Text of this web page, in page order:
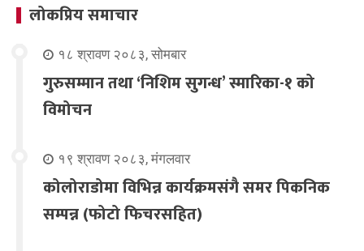
लोकप्रिय समाचार
१८ श्रावण २०८३, सोमबार
गुरुसम्मान तथा ‘निशिम सुगन्ध’ स्मारिका-१ को
विमोचन
१९ श्रावण २०८३, मंगलवार
कोलोराडोमा विभिन्न कार्यक्रमसंगै समर पिकनिक
सम्पन्न (फोटो फिचरसहित)